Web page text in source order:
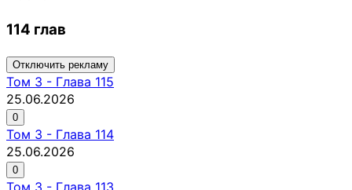
114 глав
Отключить рекламу
Том 3 - Глава 115
25.06.2026
0
Том 3 - Глава 114
25.06.2026
0
Том 3 - Глава 113